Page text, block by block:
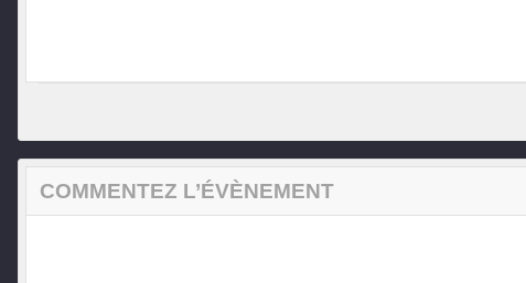
COMMENTEZ L’ÉVÈNEMENT